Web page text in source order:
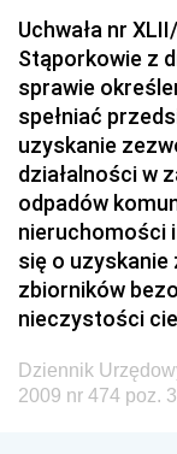
Dziennik
Dziennik
Dziennik
Kolejowego
Dziennik
Technologii
Dziennik
Dziennik
Państwowych
Dziennik
Rozwoju
Uchwała nr
Stąporkowie z
sprawie
spełniać
uzyskanie
działalności w
odpadów
nieruchomości
się o
zbiorników
nieczystości
Dziennik
2009 nr 474 poz.